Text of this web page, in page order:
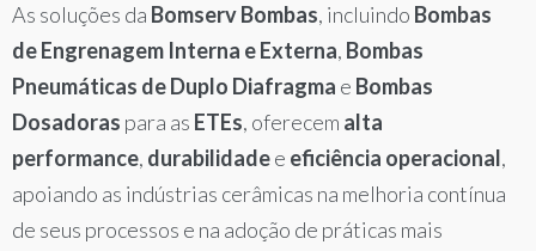
As soluções da Bomserv Bombas, incluindo Bombas
de Engrenagem Interna e Externa, Bombas
Pneumáticas de Duplo Diafragma e Bombas
Dosadoras para as ETEs, oferecem alta
performance, durabilidadee eficiência operacional,
apoiando as indústrias cerâmicas na melhoria contínua
de seus processos e na adoção de práticas mais